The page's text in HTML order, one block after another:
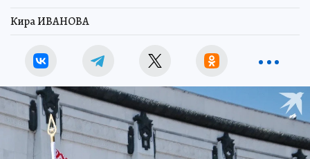
Кира ИВАНОВА